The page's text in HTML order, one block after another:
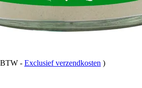
- Exclusief verzendkosten )